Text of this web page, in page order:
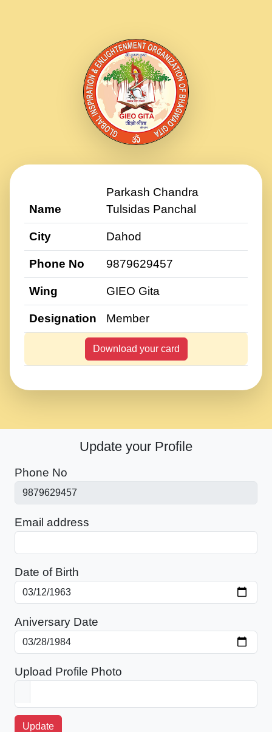
Name
Parkash Chandra
Tulsidas Panchal
City Dahod
Phone No 9879629457
Wing GIEO Gita
Designation Member
Download your card
Update your Profile
Phone No
Email address
Date of Birth
Aniversary Date
Upload Profile Photo
Update